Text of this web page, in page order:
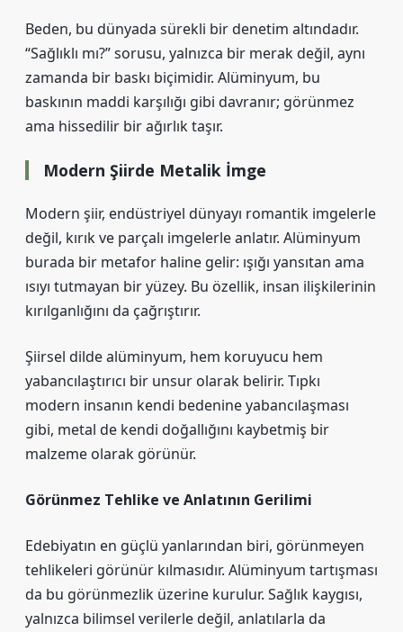
Beden, bu dünyada sürekli bir denetim altındadır.
“Sağlıklı mı?” sorusu, yalnızca bir merak değil, aynı
zamanda bir baskı biçimidir. Alüminyum, bu
baskının maddi karşılığı gibi davranır; görünmez
ama hissedilir bir ağırlık taşır.
Modern Şiirde Metalik İmge
Modern şiir, endüstriyel dünyayı romantik imgelerle
değil, kırık ve parçalı imgelerle anlatır. Alüminyum
burada bir metafor haline gelir: ışığı yansıtan ama
ısıyı tutmayan bir yüzey. Bu özellik, insan ilişkilerinin
kırılganlığını da çağrıştırır.
Şiirsel dilde alüminyum, hem koruyucu hem
yabancılaştırıcı bir unsur olarak belirir. Tıpkı
modern insanın kendi bedenine yabancılaşması
gibi, metal de kendi doğallığını kaybetmiş bir
malzeme olarak görünür.
Görünmez Tehlike ve Anlatının Gerilimi
Edebiyatın en güçlü yanlarından biri, görünmeyen
tehlikeleri görünür kılmasıdır. Alüminyum tartışması
da bu görünmezlik üzerine kurulur. Sağlık kaygısı,
yalnızca bilimsel verilerle değil, anlatılarla da